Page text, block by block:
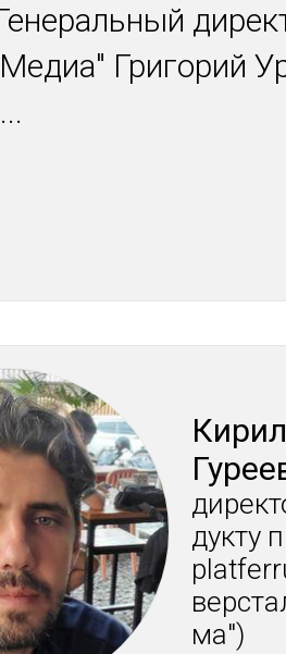
Григорий
...
дук­ту
ма")